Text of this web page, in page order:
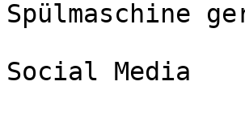
Spülmaschine
Social Media